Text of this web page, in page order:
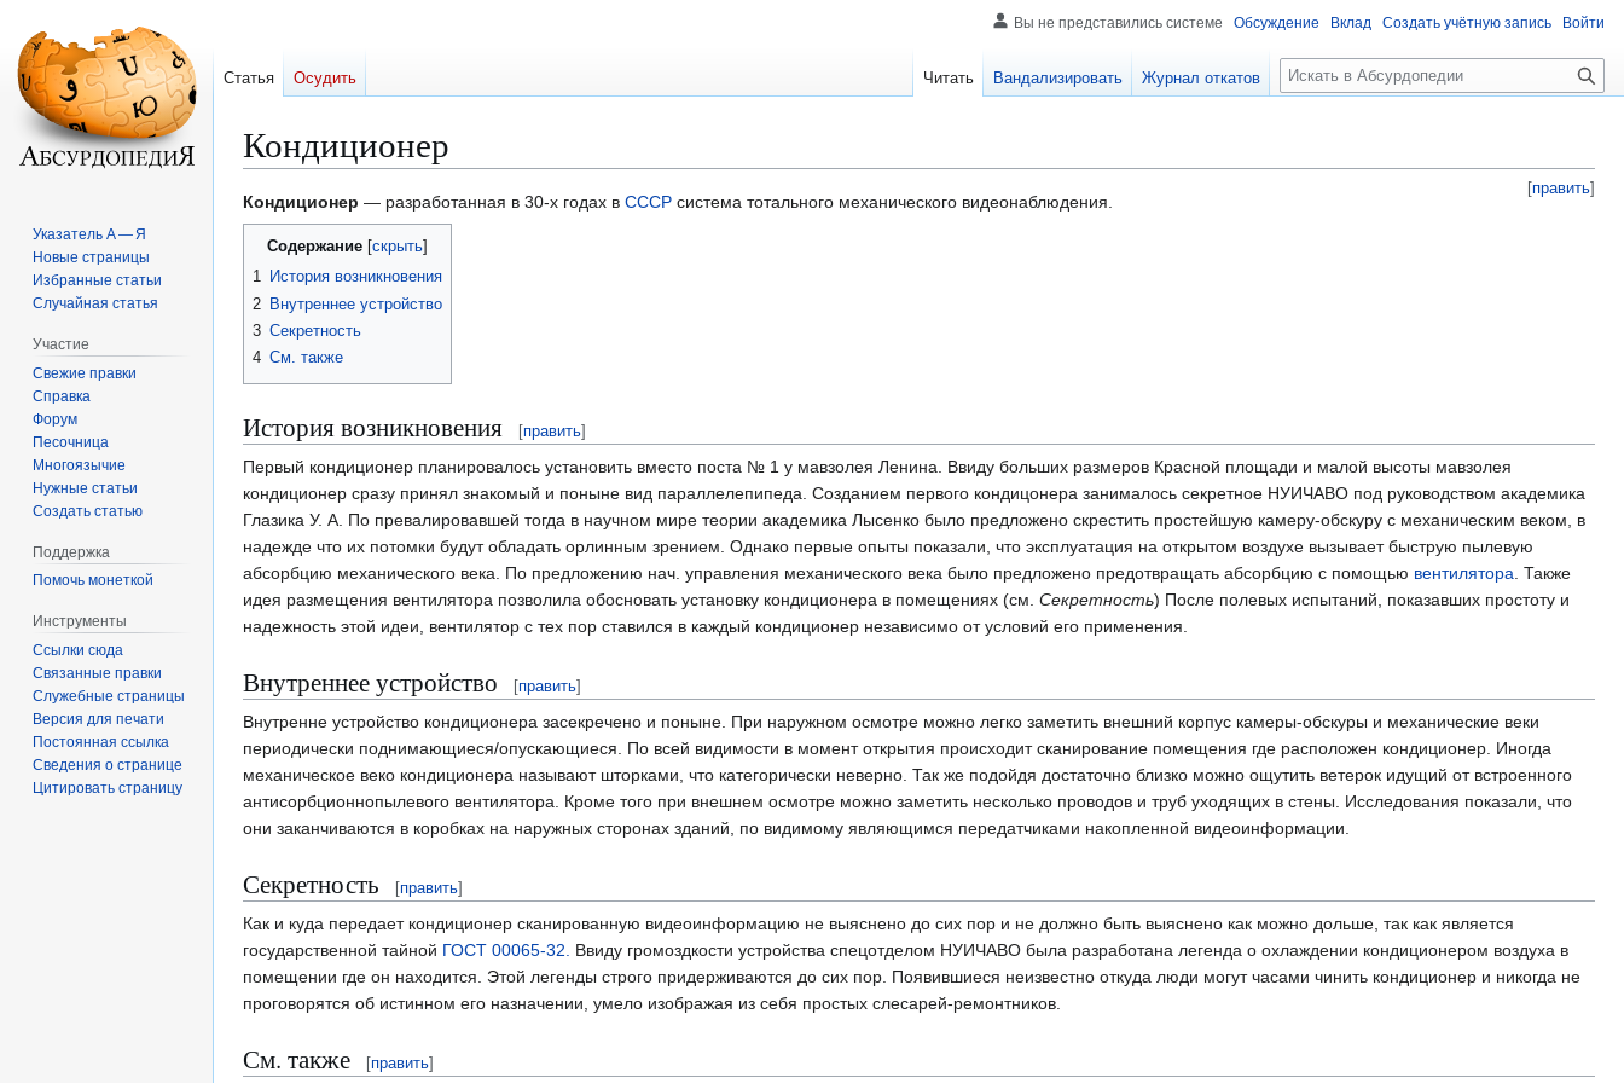
Кондиционер
[править]
Перейти
к
навигации
Перейти
к
поиску
Кондиционер — разработанная в 30-х годах в СССР система тотального механического видеонаблюдения.
Содержание
1 История возникновения
2 Внутреннее устройство
3 Секретность
4 См. также
История возникновения [править]
Первый кондиционер планировалось установить вместо поста № 1 у мавзолея Ленина. Ввиду больших размеров Красной площади и малой высоты мавзолея
кондиционер сразу принял знакомый и поныне вид параллелепипеда. Созданием первого кондицонера занималось секретное НУИЧАВО под руководством академика
Глазика У. А. По превалировавшей тогда в научном мире теории академика Лысенко было предложено скрестить простейшую камеру-обскуру с механическим веком, в
надежде что их потомки будут обладать орлинным зрением. Однако первые опыты показали, что эксплуатация на открытом воздухе вызывает быструю пылевую
абсорбцию механического века. По предложению нач. управления механического века было предложено предотвращать абсорбцию с помощью вентилятора. Также
идея размещения вентилятора позволила обосновать установку кондиционера в помещениях (см. Секретность) После полевых испытаний, показавших простоту и
надежность этой идеи, вентилятор с тех пор ставился в каждый кондиционер независимо от условий его применения.
Внутреннее устройство [править]
Внутренне устройство кондиционера засекречено и поныне. При наружном осмотре можно легко заметить внешний корпус камеры-обскуры и механические веки
периодически поднимающиеся/опускающиеся. По всей видимости в момент открытия происходит сканирование помещения где расположен кондиционер. Иногда
механическое веко кондиционера называют шторками, что категорически неверно. Так же подойдя достаточно близко можно ощутить ветерок идущий от встроенного
антисорбционнопылевого вентилятора. Кроме того при внешнем осмотре можно заметить несколько проводов и труб уходящих в стены. Исследования показали, что
они заканчиваются в коробках на наружных сторонах зданий, по видимому являющимся передатчиками накопленной видеоинформации.
Секретность [править]
Как и куда передает кондиционер сканированную видеоинформацию не выяснено до сих пор и не должно быть выяснено как можно дольше, так как является
государственной тайной ГОСТ 00065-32. Ввиду громоздкости устройства спецотделом НУИЧАВО была разработана легенда о охлаждении кондиционером воздуха в
помещении где он находится. Этой легенды строго придерживаются до сих пор. Появившиеся неизвестно откуда люди могут часами чинить кондиционер и никогда не
проговорятся об истинном его назначении, умело изображая из себя простых слесарей-ремонтников.
См. также [править]
Вы не представились системе Обсуждение Вклад Создать учётную запись Войти
Статья Осудить Читать Вандализировать Журнал откатов
П
о
к
Указатель А — Я
Новые страницы
Избранные статьи
Случайная статья
Участие
Свежие правки
Справка
Форум
Песочница
Многоязычие
Нужные статьи
Создать статью
Поддержка
Помочь монеткой
Инструменты
Ссылки сюда
Связанные правки
Служебные страницы
Версия для печати
Постоянная ссылка
Сведения о странице
Цитировать страницу